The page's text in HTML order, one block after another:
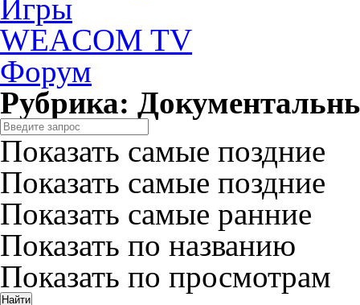
Игры
WEACOM TV
Форум
Рубрика:
Показать самые поздние
Показать самые поздние
Показать самые ранние
Показать по названию
Показать по просмотрам